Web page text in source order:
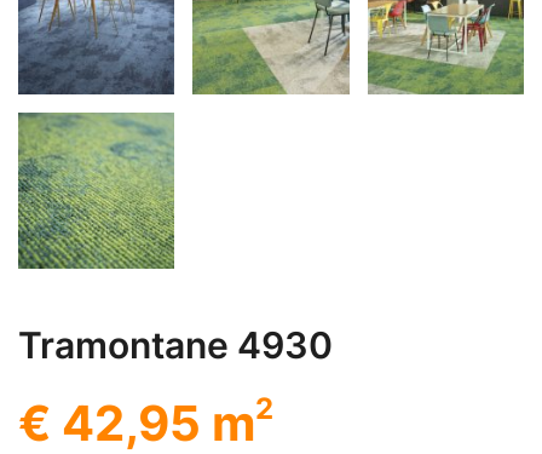
Tramontane 4930
€ 42,95 m2